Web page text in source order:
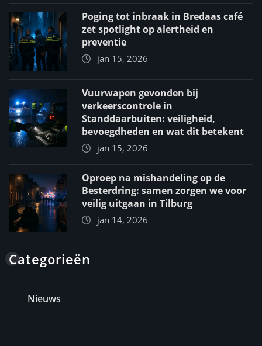
Poging tot inbraak in Bredaas café
zet spotlight op alertheid en
preventie
jan 15, 2026
Vuurwapen gevonden bij
verkeerscontrole in
Standdaarbuiten: veiligheid,
bevoegdheden en wat dit betekent
jan 15, 2026
Oproep na mishandeling op de
Besterdring: samen zorgen we voor
veilig uitgaan in Tilburg
jan 14, 2026
Categorieën
Nieuws